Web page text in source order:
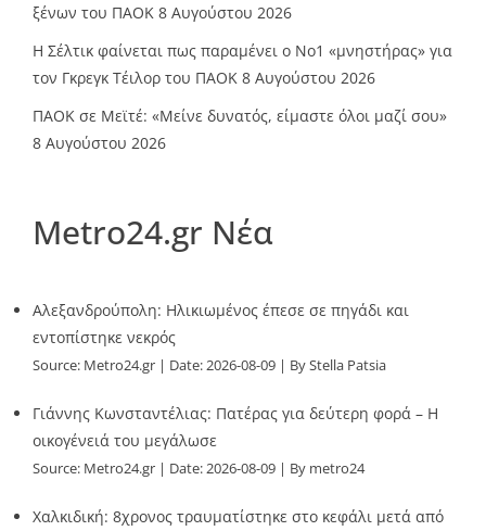
ξένων του ΠΑΟΚ 8 Αυγούστου 2026
Η Σέλτικ φαίνεται πως παραμένει ο Νο1 «μνηστήρας» για
τον Γκρεγκ Τέιλορ του ΠΑΟΚ 8 Αυγούστου 2026
ΠΑΟΚ σε Μεϊτέ: «Μείνε δυνατός, είμαστε όλοι μαζί σου»
8 Αυγούστου 2026
Metro24.gr Νέα
Αλεξανδρούπολη: Ηλικιωμένος έπεσε σε πηγάδι και
εντοπίστηκε νεκρός
Source: Metro24.gr Date: 2026-08-09 By Stella Patsia
Γιάννης Κωνσταντέλιας: Πατέρας για δεύτερη φορά – Η
οικογένειά του μεγάλωσε
Source: Metro24.gr Date: 2026-08-09 By metro24
Χαλκιδική: 8χρονος τραυματίστηκε στο κεφάλι μετά από